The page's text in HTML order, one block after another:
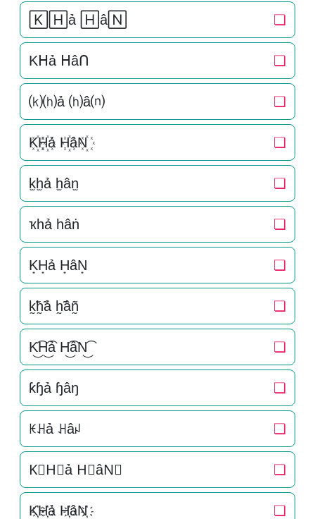
🄺🄷ả 🄷â🄽 ❏
Kᕼả ᕼâᑎ ❏
⒦⒣ả ⒣â⒩ ❏
K꙰H꙰ả H꙰âN꙰ ❏
k̫h̫ả h̫ân̫ ❏
ҡһả һâṅ ❏
K͙H͙ả H͙âN͙ ❏
k̰̃h̰̃ả h̰̃âñ̰ ❏
K͜͡H͜͡ả H͜͡âN͜͡ ❏
ƙɧả ɧâŋ ❏
ꀘꃅả ꃅâꈤ ❏
K⃟H⃟ả H⃟âN⃟ ❏
K҉H҉ả H҉âN҉ ❏